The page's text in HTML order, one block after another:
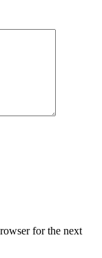
for the next